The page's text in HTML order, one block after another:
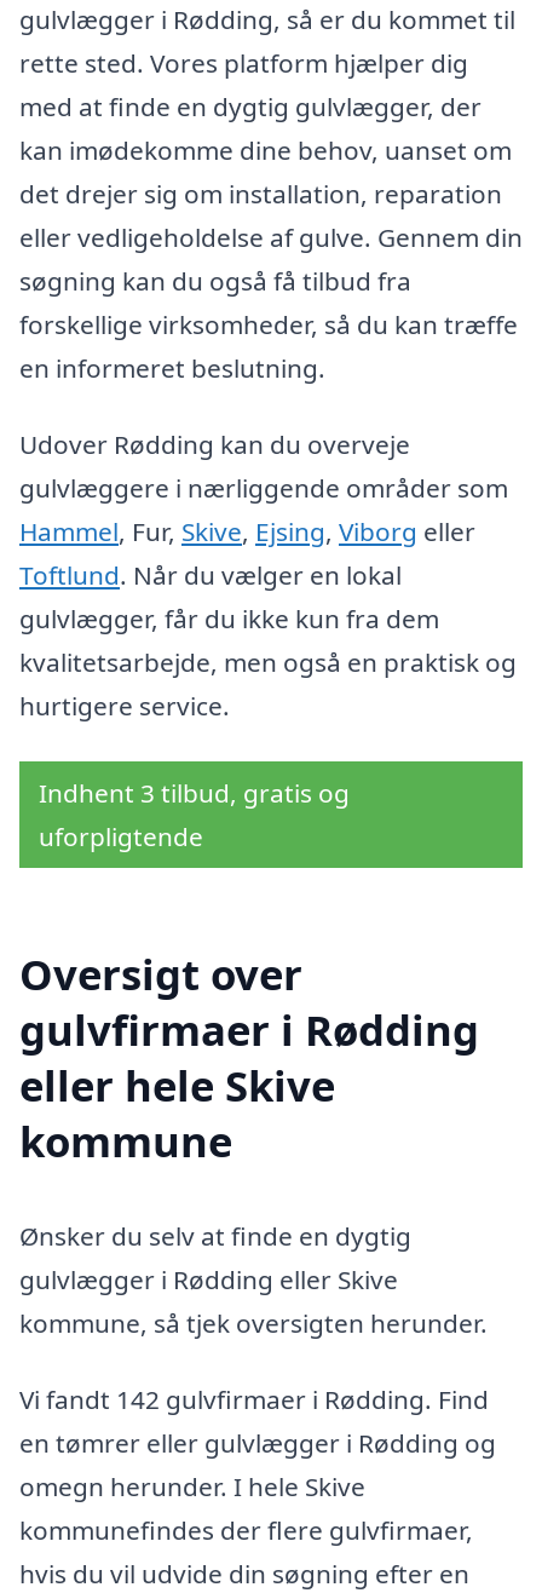
gulvlægger i Rødding, så er du kommet til
rette sted. Vores platform hjælper dig
med at finde en dygtig gulvlægger, der
kan imødekomme dine behov, uanset om
det drejer sig om installation, reparation
eller vedligeholdelse af gulve. Gennem din
søgning kan du også få tilbud fra
forskellige virksomheder, så du kan træffe
en informeret beslutning.
Udover Rødding kan du overveje
gulvlæggere i nærliggende områder som
Hammel, Fur, Skive, Ejsing, Viborg eller
Toftlund. Når du vælger en lokal
gulvlægger, får du ikke kun fra dem
kvalitetsarbejde, men også en praktisk og
hurtigere service.
Indhent 3 tilbud, gratis og
uforpligtende
Oversigt over
gulvfirmaer i Rødding
eller hele Skive
kommune
Ønsker du selv at finde en dygtig
gulvlægger i Rødding eller Skive
kommune, så tjek oversigten herunder.
Vi fandt 142 gulvfirmaer i Rødding. Find
en tømrer eller gulvlægger i Rødding og
omegn herunder. I hele Skive
kommunefindes der flere gulvfirmaer,
hvis du vil udvide din søgning efter en